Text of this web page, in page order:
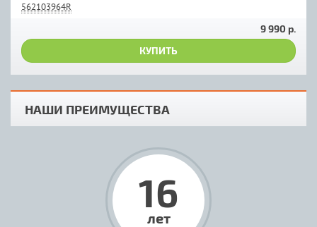
562103964R
9 990 р.
КУПИТЬ
НАШИ ПРЕИМУЩЕСТВА
16
лет